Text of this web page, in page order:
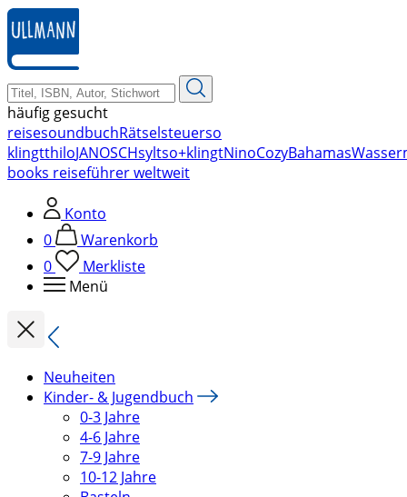
zum
Hauptinhalt
springen
häufig gesucht
reisesoundbuchRätselsteuerso
klingtthiloJANOSCHsyltso+klingtNinoCozyBahamas
books reiseführer weltweit
Konto
0
Warenkorb
0
Merkliste
Menü
Neuheiten
Kinder- & Jugendbuch
0-3 Jahre
4-6 Jahre
7-9 Jahre
10-12 Jahre